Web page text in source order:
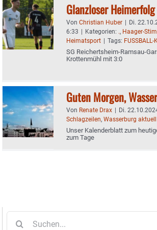
Glanzloser Heimerfolg
Von Christian Huber | Di.
6:33 | Kategorien: ., Haager-
Heimatsport | Tags: FUSSBALL-
SG Reichertsheim-Ramsau-
Krottenmühl mit 3:0
Guten Morgen,
Von Renate Drax | Di.
Schlagzeilen, Wasserburg aktuell
Unser Kalenderblatt zum
zum Tage